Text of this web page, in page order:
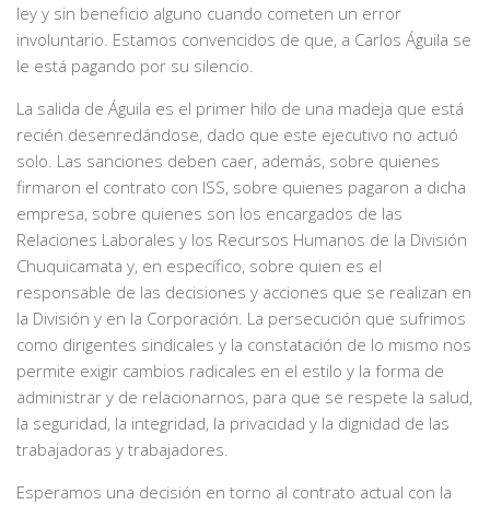
ley y sin beneficio alguno cuando cometen un error
involuntario. Estamos convencidos de que, a Carlos Águila se
le está pagando por su silencio.
La salida de Águila es el primer hilo de una madeja que está
recién desenredándose, dado que este ejecutivo no actuó
solo. Las sanciones deben caer, además, sobre quienes
firmaron el contrato con ISS, sobre quienes pagaron a dicha
empresa, sobre quienes son los encargados de las
Relaciones Laborales y los Recursos Humanos de la División
Chuquicamata y, en específico, sobre quien es el
responsable de las decisiones y acciones que se realizan en
la División y en la Corporación. La persecución que sufrimos
como dirigentes sindicales y la constatación de lo mismo nos
permite exigir cambios radicales en el estilo y la forma de
administrar y de relacionarnos, para que se respete la salud,
la seguridad, la integridad, la privacidad y la dignidad de las
trabajadoras y trabajadores.
Esperamos una decisión en torno al contrato actual con la